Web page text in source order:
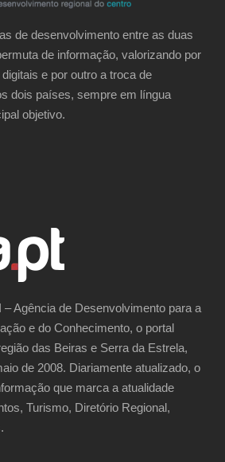
de desenvolvimento entre as duas
de informação, valorizando por
e por outro a troca de
dois países, sempre em língua
objetivo.
– Agência de Desenvolvimento para a
e do Conhecimento, o portal
das Beiras e Serra da Estrela,
de 2008. Diariamente atualizado, o
que marca a atualidade
Turismo, Diretório Regional,